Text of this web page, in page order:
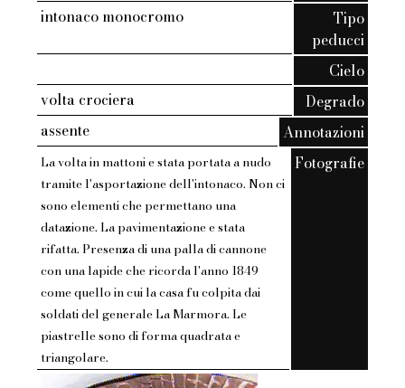
intonaco monocromo
Tipo
peducci
Cielo
volta crociera
Degrado
assente
Annotazioni
La volta in mattoni e stata portata a nudo
tramite l'asportazione dell'intonaco. Non ci
sono elementi che permettano una
datazione. La pavimentazione e stata
rifatta. Presenza di una palla di cannone
con una lapide che ricorda l'anno 1849
come quello in cui la casa fu colpita dai
soldati del generale La Marmora. Le
piastrelle sono di forma quadrata e
triangolare.
Fotografie